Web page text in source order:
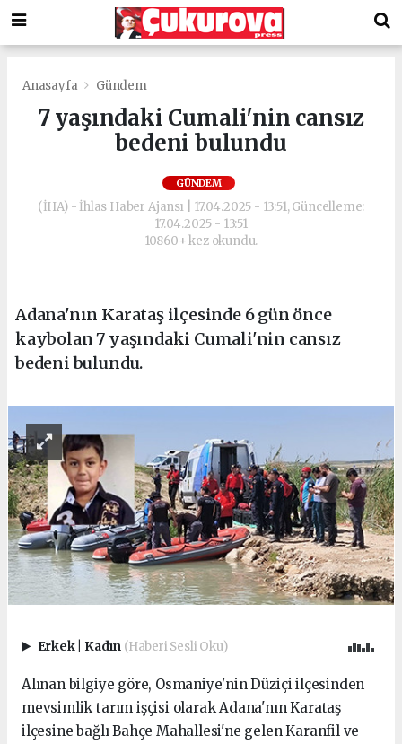
Anasayfa Gündem
7 yaşındaki Cumali'nin cansız
bedeni bulundu
GÜNDEM
(İHA) - İhlas Haber Ajansı | 17.04.2025 - 13:51, Güncelleme:
17.04.2025 - 13:51
10860+ kez okundu.
Adana'nın Karataş ilçesinde 6 gün önce
kaybolan 7 yaşındaki Cumali'nin cansız
bedeni bulundu.
Erkek Kadın (Haberi Sesli Oku)
Alınan bilgiye göre, Osmaniye'nin Düziçi ilçesinden
mevsimlik tarım işçisi olarak Adana'nın Karataş
ilçesine bağlı Bahçe Mahallesi'ne gelen Karanfil ve